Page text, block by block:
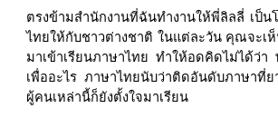
ตรงข้ามสำนักงานที่ฉันทำงานให้พี่ลิลลี่ เป็น
ไทยให้กับชาวต่างชาติ ในแต่ละวัน คุณจะเ
มาเข้าเรียนภาษาไทย ทำให้อดคิดไม่ได้ว่า
เพื่ออะไร ภาษาไทยนับว่าติดอันดับภาษาที่
ผู้คนเหล่านี้ก็ยังตั้งใจมาเรียน